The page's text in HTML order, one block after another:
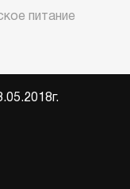
питание